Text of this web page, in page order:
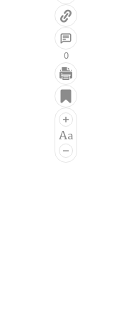
Điện ảnh
Âm nhạc
0